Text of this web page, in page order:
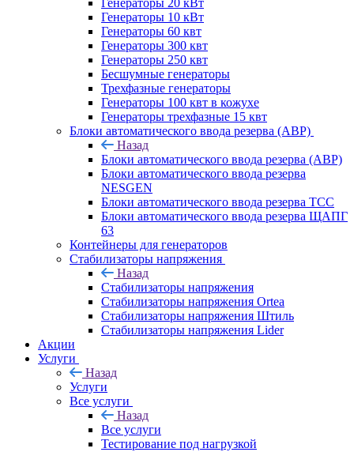
Генераторы 20 кВт
Генераторы 10 кВт
Генераторы 60 квт
Генераторы 300 квт
Генераторы 250 квт
Бесшумные генераторы
Трехфазные генераторы
Генераторы 100 квт в кожухе
Генераторы трехфазные 15 квт
Блоки автоматического ввода резерва (АВР)
Назад
Блоки автоматического ввода резерва (АВР)
Блоки автоматического ввода резерва
NESGEN
Блоки автоматического ввода резерва ТСС
Блоки автоматического ввода резерва ЩАПГ
63
Контейнеры для генераторов
Стабилизаторы напряжения
Назад
Стабилизаторы напряжения
Стабилизаторы напряжения Ortea
Стабилизаторы напряжения Штиль
Стабилизаторы напряжения Lider
Акции
Услуги
Назад
Услуги
Все услуги
Назад
Все услуги
Тестирование под нагрузкой